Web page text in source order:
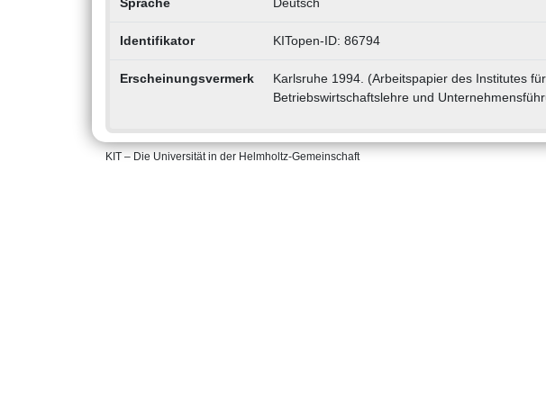
Sprache Deutsch
Identifikator KITopen-ID: 86794
Erscheinungsvermerk
Karlsruhe 1994. (Arbeitspapier des Institutes
Betriebswirtschaftslehre und
KIT – Die Universität in der Helmholtz-Gemeinschaft